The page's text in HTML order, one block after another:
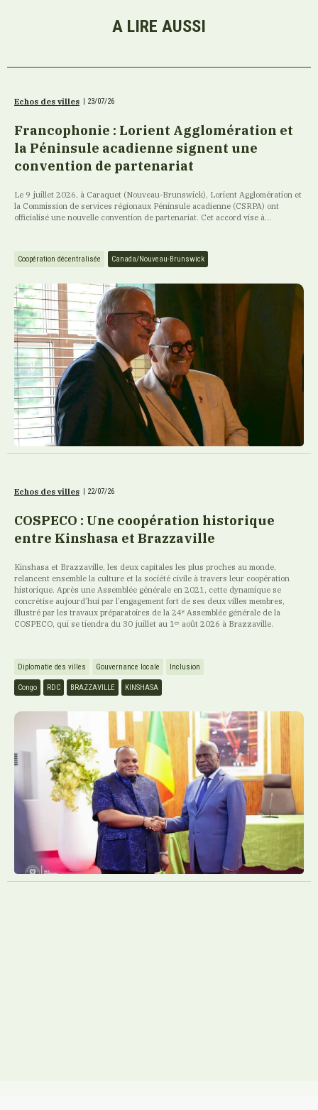
A LIRE AUSSI
Echos des villes 23/07/26
Francophonie : Lorient Agglomération et
la Péninsule acadienne signent une
convention de partenariat
Le 9 juillet 2026, à Caraquet (Nouveau-Brunswick), Lorient Agglomération et
la Commission de services régionaux Péninsule acadienne (CSRPA) ont
officialisé une nouvelle convention de partenariat. Cet accord vise à...
Coopération décentralisée Canada/Nouveau-Brunswick
Echos des villes 22/07/26
COSPECO : Une coopération historique
entre Kinshasa et Brazzaville
Kinshasa et Brazzaville, les deux capitales les plus proches au monde,
relancent ensemble la culture et la société civile à travers leur coopération
historique. Après une Assemblée générale en 2021, cette dynamique se
concrétise aujourd’hui par l’engagement fort de ses deux villes membres,
illustré par les travaux préparatoires de la 24ᵉ Assemblée générale de la
COSPECO, qui se tiendra du 30 juillet au 1ᵉʳ août 2026 à Brazzaville.
Diplomatie des villes Gouvernance locale Inclusion
Congo RDC BRAZZAVILLE KINSHASA